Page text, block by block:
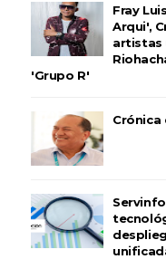
Fray
Arqui',
artistas
'Grupo R'
Crónica